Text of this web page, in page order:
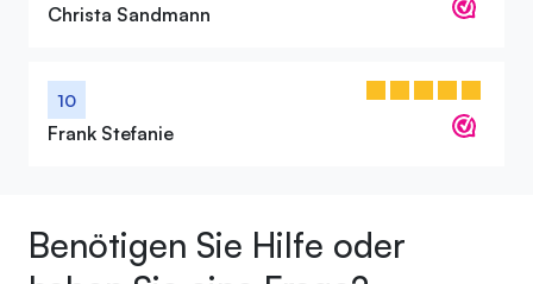
Christa Sandmann
10
Frank Stefanie
Benötigen Sie Hilfe oder